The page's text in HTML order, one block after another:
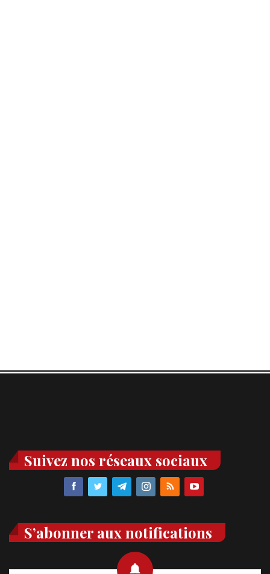
Suivez nos réseaux sociaux
S’abonner aux notifications